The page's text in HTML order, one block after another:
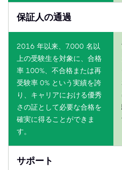
保証人の通過
2016 年以来、7,000 名以
上の受験生を対象に、合格
率 100%、不合格または再
受験率 0% という実績を誇
り、キャリアにおける優秀
さの証として必要な合格を
確実に得ることができま
す。
サポート